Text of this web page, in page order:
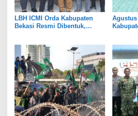
LBH ICMI Orda Kabupaten
Bekasi Resmi Dibentuk,